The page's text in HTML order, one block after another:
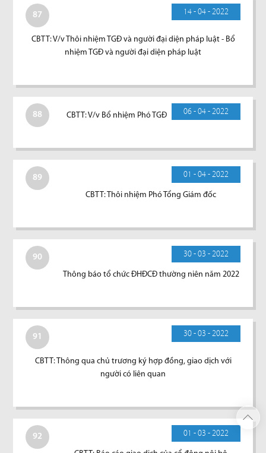
87 14 - 04 - 2022
CBTT: V/v Thôi nhiệm TGĐ và người đại diện pháp luật - Bổ
nhiệm TGĐ và người đại diện pháp luật
88 06 - 04 - 2022
CBTT: V/v Bổ nhiệm Phó TGĐ
89 01 - 04 - 2022
CBTT: Thôi nhiệm Phó Tổng Giám đốc
90 30 - 03 - 2022
Thông báo tổ chức ĐHĐCĐ thường niên năm 2022
91 30 - 03 - 2022
CBTT: Thông qua chủ trương ký hợp đồng, giao dịch với
người có liên quan
92 01 - 03 - 2022